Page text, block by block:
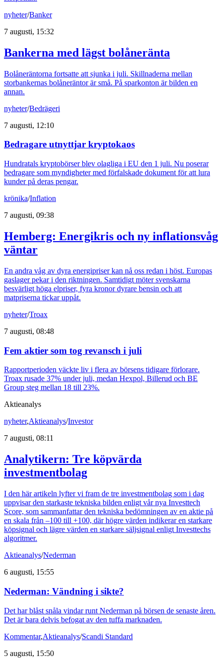
nyheter/Banker
7 augusti, 15:32
Bankerna med lägst bolåneränta
Bolåneräntorna fortsatte att sjunka i juli. Skillnaderna mellan
storbankernas bolåneräntor är små. På sparkonton är bilden en
annan.
nyheter/Bedrägeri
7 augusti, 12:10
Bedragare utnyttjar kryptokaos
Hundratals kryptobörser blev olagliga i EU den 1 juli. Nu poserar
bedragare som myndigheter med förfalskade dokument för att lura
kunder på deras pengar.
krönika/Inflation
7 augusti, 09:38
Hemberg: Energikris och ny inflationsvåg
väntar
En andra våg av dyra energipriser kan nå oss redan i höst. Europas
gaslager pekar i den riktningen. Samtidigt möter svenskarna
besvärligt höga elpriser, fyra kronor dyrare bensin och att
matpriserna tickar uppåt.
nyheter/Troax
7 augusti, 08:48
Fem aktier som tog revansch i juli
Rapportperioden väckte liv i flera av börsens tidigare förlorare.
Troax rusade 37% under juli, medan Hexpol, Billerud och BE
Group steg mellan 18 till 23%.
Aktieanalys
nyheter,Aktieanalys/Investor
7 augusti, 08:11
Analytikern: Tre köpvärda
investmentbolag
I den här artikeln lyfter vi fram de tre investmentbolag som i dag
uppvisar den starkaste tekniska bilden enligt vår nya Investtech
Score, som sammanfattar den tekniska bedömningen av en aktie på
en skala från –100 till +100, där högre värden indikerar en starkare
köpsignal och lägre värden en starkare säljsignal enligt Investtechs
algoritmer.
Aktieanalys/Nederman
6 augusti, 15:55
Nederman: Vändning i sikte?
Det har blåst snåla vindar runt Nederman på börsen de senaste åren.
Det är bara delvis befogat av den tuffa marknaden.
Kommentar,Aktieanalys/Scandi Standard
5 augusti, 15:50